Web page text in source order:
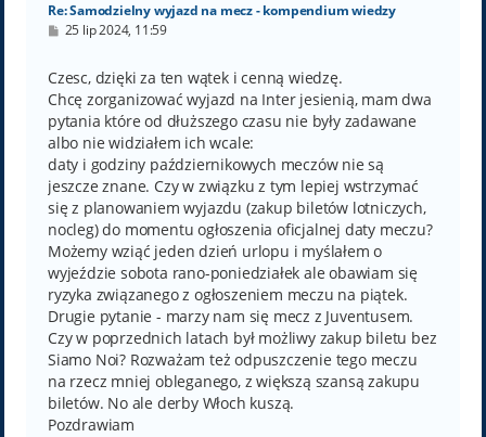
Re: Samodzielny wyjazd na mecz - kompendium wiedzy
P
t
25 lip 2024, 11:59
Czesc, dzięki za ten wątek i cenną wiedzę.
Chcę zorganizować wyjazd na Inter jesienią, mam dwa
pytania które od dłuższego czasu nie były zadawane
albo nie widziałem ich wcale:
daty i godziny październikowych meczów nie są
jeszcze znane. Czy w związku z tym lepiej wstrzymać
się z planowaniem wyjazdu (zakup biletów lotniczych,
nocleg) do momentu ogłoszenia oficjalnej daty meczu?
Możemy wziąć jeden dzień urlopu i myślałem o
wyjeździe sobota rano-poniedziałek ale obawiam się
ryzyka związanego z ogłoszeniem meczu na piątek.
Drugie pytanie - marzy nam się mecz z Juventusem.
Czy w poprzednich latach był możliwy zakup biletu bez
Siamo Noi? Rozważam też odpuszczenie tego meczu
na rzecz mniej obleganego, z większą szansą zakupu
biletów. No ale derby Włoch kuszą.
Pozdrawiam